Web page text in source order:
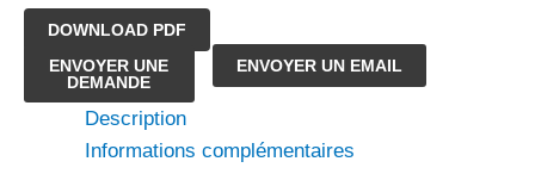
DOWNLOAD PDF
quantité
d'extrait
ENVOYER UNE
DEMANDE
ENVOYER UN EMAIL
Description
Informations complémentaires